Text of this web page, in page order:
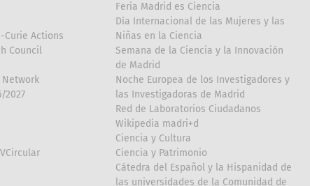
Curie Actions
Council
Network
2027
Feria Madrid es Ciencia
Día Internacional de las Mujeres y las
Niñas en la Ciencia
Semana de la Ciencia y la Innovación
de Madrid
Noche Europea de los Investigadores y
las Investigadoras de Madrid
Red de Laboratorios Ciudadanos
Wikipedia madri+d
Ciencia y Cultura
Ciencia y Patrimonio
Cátedra del Español y la Hispanidad de
las universidades de la Comunidad de